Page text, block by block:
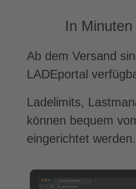
In
Ab dem Versand
LADEportal
Ladelimits,
können bequem
eingerichtet werden.